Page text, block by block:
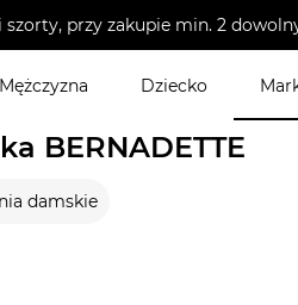
szorty, przy zakupie min. 2
Mężczyzna Dziecko
BERNADETTE
damskie